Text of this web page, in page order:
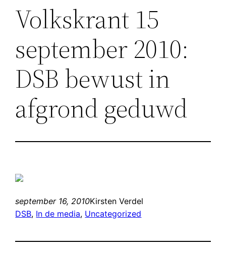
Volkskrant 15
september 2010:
DSB bewust in
afgrond geduwd
september 16, 2010Kirsten Verdel
DSB, In de media, Uncategorized